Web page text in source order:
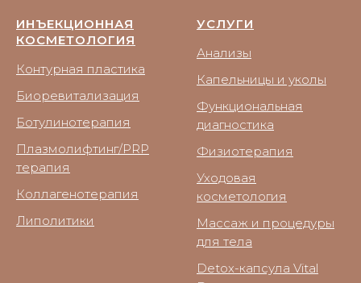
ИНЪЕКЦИОННАЯ
КОСМЕТОЛОГИЯ
Контурная пластика
Биоревитализация
Ботулинотерапия
Плазмолифтинг/PRP
терапия
Коллагенотерапия
Липолитики
УСЛУГИ
Анализы
Капельницы и уколы
Функциональная
диагностика
Физиотерапия
Уходовая
косметология
Массаж и процедуры
для тела
Detox-капсула Vital